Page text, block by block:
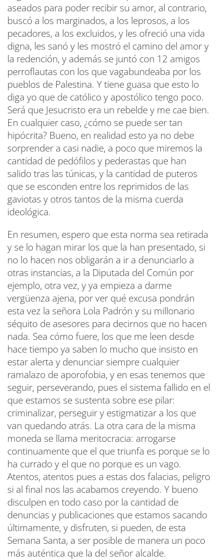
aseados para poder recibir su amor, al contrario,
buscó a los marginados, a los leprosos, a los
pecadores, a los excluidos, y les ofreció una vida
digna, les sanó y les mostró el camino del amor y
la redención, y además se juntó con 12 amigos
perroflautas con los que vagabundeaba por los
pueblos de Palestina. Y tiene guasa que esto lo
diga yo que de católico y apostólico tengo poco.
Será que Jesucristo era un rebelde y me cae bien.
En cualquier caso, ¿cómo se puede ser tan
hipócrita? Bueno, en realidad esto ya no debe
sorprender a casi nadie, a poco que miremos la
cantidad de pedófilos y pederastas que han
salido tras las túnicas, y la cantidad de puteros
que se esconden entre los reprimidos de las
gaviotas y otros tantos de la misma cuerda
ideológica.
En resumen, espero que esta norma sea retirada
y se lo hagan mirar los que la han presentado, si
no lo hacen nos obligarán a ir a denunciarlo a
otras instancias, a la Diputada del Común por
ejemplo, otra vez, y ya empieza a darme
vergüenza ajena, por ver qué excusa pondrán
esta vez la señora Lola Padrón y su millonario
séquito de asesores para decirnos que no hacen
nada. Sea cómo fuere, los que me leen desde
hace tiempo ya saben lo mucho que insisto en
estar alerta y denunciar siempre cualquier
ramalazo de aporofobia, y en esas tenemos que
seguir, perseverando, pues el sistema fallido en el
que estamos se sustenta sobre ese pilar:
criminalizar, perseguir y estigmatizar a los que
van quedando atrás. La otra cara de la misma
moneda se llama meritocracia: arrogarse
continuamente que el que triunfa es porque se lo
ha currado y el que no porque es un vago.
Atentos, atentos pues a estas dos falacias, peligro
si al final nos las acabamos creyendo. Y bueno
disculpen en todo caso por la cantidad de
denuncias y publicaciones que estamos sacando
últimamente, y disfruten, si pueden, de esta
Semana Santa, a ser posible de manera un poco
más auténtica que la del señor alcalde.